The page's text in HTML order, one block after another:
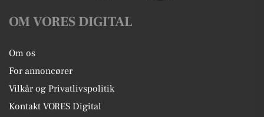
OM VORES DIGITAL
Om os
For annoncører
Vilkår og Privatlivspolitik
Kontakt VORES Digital